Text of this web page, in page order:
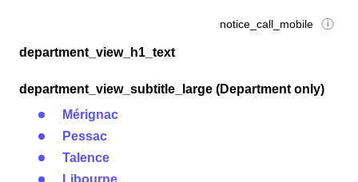
notice_call_mobile
department_view_h1_text
department_view_subtitle_large (Department only)
Mérignac
Pessac
Talence
Libourne